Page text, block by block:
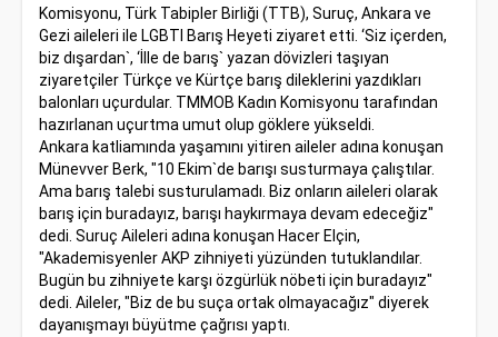
Komisyonu, Türk Tabipler Birliği (TTB), Suruç, Ankara ve
Gezi aileleri ile LGBTI Barış Heyeti ziyaret etti. ‘Siz içerden,
biz dışardan`, ‘İlle de barış` yazan dövizleri taşıyan
ziyaretçiler Türkçe ve Kürtçe barış dileklerini yazdıkları
balonları uçurdular. TMMOB Kadın Komisyonu tarafından
hazırlanan uçurtma umut olup göklere yükseldi.
Ankara katliamında yaşamını yitiren aileler adına konuşan
Münevver Berk, "10 Ekim`de barışı susturmaya çalıştılar.
Ama barış talebi susturulamadı. Biz onların aileleri olarak
barış için buradayız, barışı haykırmaya devam edeceğiz"
dedi. Suruç Aileleri adına konuşan Hacer Elçin,
"Akademisyenler AKP zihniyeti yüzünden tutuklandılar.
Bugün bu zihniyete karşı özgürlük nöbeti için buradayız"
dedi. Aileler, "Biz de bu suça ortak olmayacağız" diyerek
dayanışmayı büyütme çağrısı yaptı.